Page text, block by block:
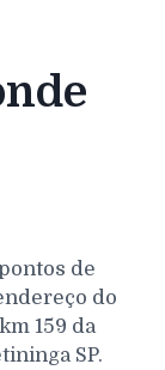
de
do
159 da
SP.